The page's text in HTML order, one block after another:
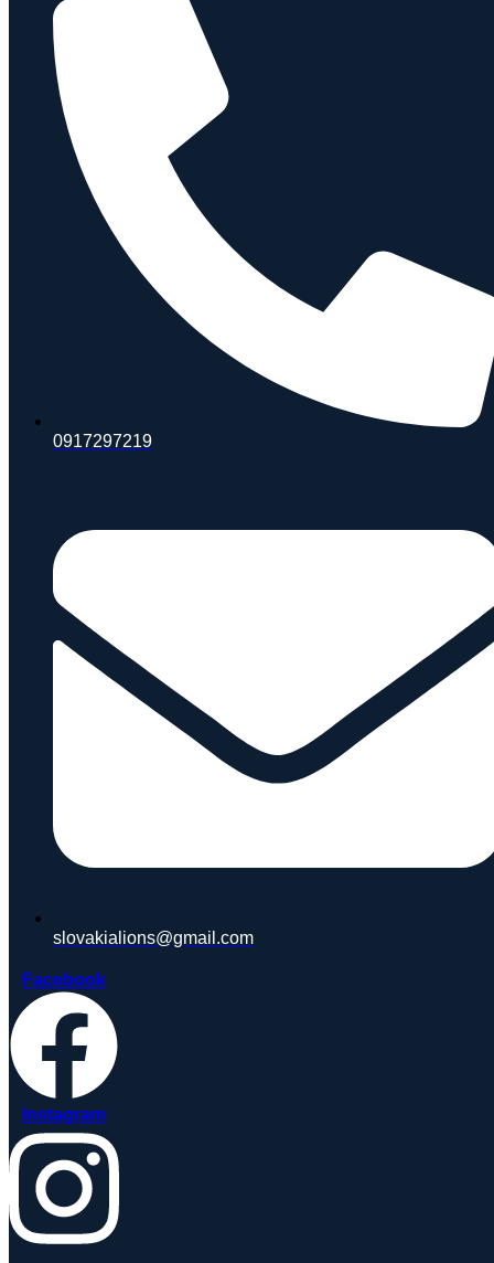
0917297219
slovakialions@gmail.com
Facebook
Instagram